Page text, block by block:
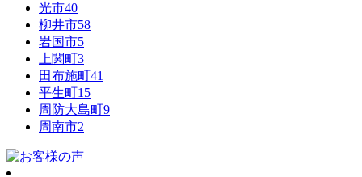
光市40
柳井市58
岩国市5
上関町3
田布施町41
平生町15
周防大島町9
周南市2